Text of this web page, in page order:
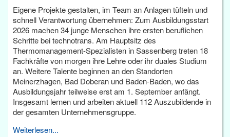
Eigene Projekte gestalten, im Team an Anlagen tüfteln und
schnell Verantwortung übernehmen: Zum Ausbildungsstart
2026 machen 34 junge Menschen ihre ersten beruflichen
Schritte bei technotrans. Am Hauptsitz des
Thermomanagement-Spezialisten in Sassenberg treten 18
Fachkräfte von morgen ihre Lehre oder ihr duales Studium
an. Weitere Talente beginnen an den Standorten
Meinerzhagen, Bad Doberan und Baden-Baden, wo das
Ausbildungsjahr teilweise erst am 1. September anfängt.
Insgesamt lernen und arbeiten aktuell 112 Auszubildende in
der gesamten Unternehmensgruppe.
Weiterlesen...